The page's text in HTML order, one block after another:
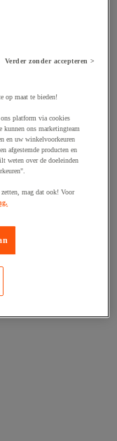
Verder zonder accepteren >
op maat te bieden!
platform via cookies
ons marketingteam
en uw winkelvoorkeuren
afgestemde producten en
weten over de doeleinden
mag dat ook! Voor